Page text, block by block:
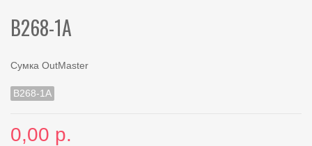
B268-1A
Сумка OutMaster
B268-1A
0,00 р.